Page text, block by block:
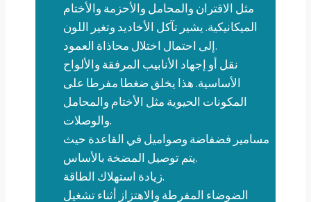
مثل الاقتران والمحامل والأحزمة والأختام
الميكانيكية. يشير تآكل الأخاديد وتغير اللون
إلى احتمال اختلال محاذاة العمود.
نقل أو إجهاد الأنابيب المرفقة والألواح
الأساسية. هذا يخلق ضغطا مفرطا على
المكونات الحيوية مثل الأختام والمحامل
والوصلات.
مسامير فضفاضة وصواميل في القاعدة حيث
يتم توصيل المضخة بالأساس.
زيادة استهلاك الطاقة.
الضوضاء المفرطة والاهتزاز أثناء تشغيل